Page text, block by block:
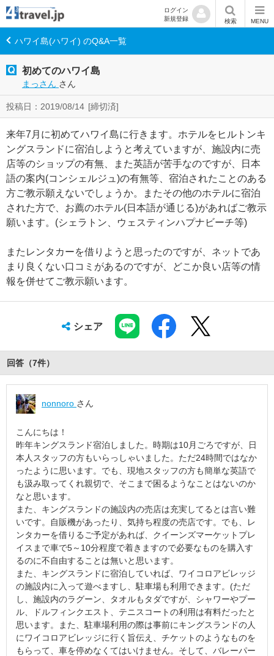
ログイン
新規登録
検索 MENU
ハワイ島(ハワイ) のQ&A一覧
初めてのハワイ島
まっさん さん
投稿日：2019/08/14 [締切済]
来年7月に初めてハワイ島に行きます。ホテルをヒルトンキ
ングスランドに宿泊しようと考えていますが、施設内に売
店等のショップの有無、また英語が苦手なのですが、日本
語の案内(コンシェルジュ)の有無等、宿泊されたことのある
方ご教示願えないでしょうか。またその他のホテルに宿泊
された方で、お薦のホテル(日本語が通じる)があればご教示
願います。(シェラトン、ウェスティンハプナビーチ等)
またレンタカーを借りようと思ったのですが、ネットであ
まり良くない口コミがあるのですが、どこか良い店等の情
報を併せてご教示願います。
シェア
回答（7件）
nonnoro さん
こんにちは！
昨年キングスランド宿泊しました。時期は10月ごろですが、日
本人スタッフの方もいらっしゃいました。ただ24時間ではなか
ったように思います。でも、現地スタッフの方も簡単な英語で
も汲み取ってくれ親切で、そこまで困るようなことはないのか
なと思います。
また、キングスランドの施設内の売店は充実してるとは言い難
いです。自販機があったり、気持ち程度の売店です。でも、レ
ンタカーを借りるご予定があれば、クイーンズマーケットプレ
イスまで車で5～10分程度で着きますので必要なものを購入す
るのに不自由することは無いと思います。
また、キングスランドに宿泊していれば、ワイコロアビレッジ
の施設内に入って遊べますし、駐車場も利用できます。(ただ
し、施設内のラグーン、タオルもタダですが、シャワーやプー
ル、ドルフィンクエスト、テニスコートの利用は有料だったと
思います。また、駐車場利用の際は事前にキングスランドの人
にワイコロアビレッジに行く旨伝え、チケットのようなものを
もらって、車を停めなくてはいけません。そして、バレーパー